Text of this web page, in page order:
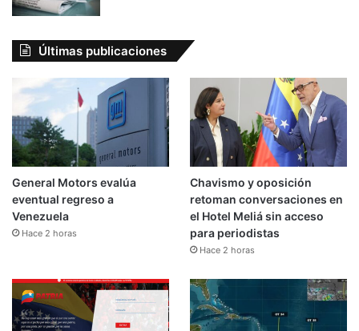
Últimas publicaciones
General Motors evalúa
eventual regreso a
Venezuela
Hace 2 horas
Chavismo y oposición
retoman conversaciones en
el Hotel Meliá sin acceso
para periodistas
Hace 2 horas